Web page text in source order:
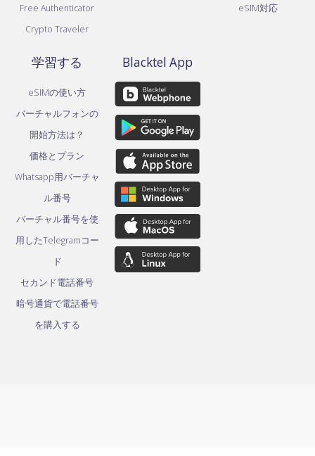
Free Authenticator
Crypto Traveler
eSIM対応
学習する
eSIMの使い方
バーチャルフォンの
開始方法は？
価格とプラン
Whatsapp用バーチャ
ル番号
バーチャル番号を使
用したTelegramコー
ド
セカンド電話番号
暗号通貨で電話番号
を購入する
Blacktel App